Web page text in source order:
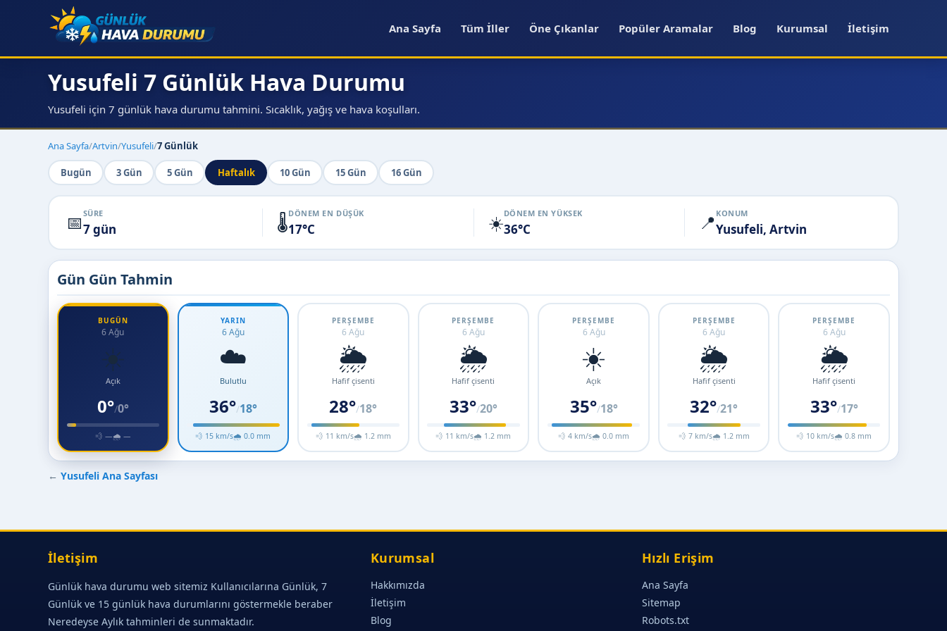
Ana Sayfa Tüm İller Öne Çıkanlar Popüler Aramalar Blog Kurumsal İletişim
Yusufeli 7 Günlük Hava Durumu
Yusufeli için 7 günlük hava durumu tahmini. Sıcaklık, yağış ve hava koşulları.
Ana Sayfa/Artvin/Yusufeli/7 Günlük
Bugün 3 Gün 5 Gün Haftalık 10 Gün 15 Gün 16 Gün
📅 SÜRE
7 gün 🌡️DÖNEM EN DÜŞÜK
17°C ☀️DÖNEM EN YÜKSEK
36°C 📍 KONUM
Yusufeli, Artvin
Gün Gün Tahmin
BUGÜN
6 Ağu
☀️
Açık
0°/0°
💨 —🌧 —
YARIN
6 Ağu
☁️
Bulutlu
36°/18°
💨 15 km/s🌧 0.0 mm
PERŞEMBE
6 Ağu
🌦️
Hafif çisenti
28°/18°
💨 11 km/s🌧 1.2 mm
PERŞEMBE
6 Ağu
🌦️
Hafif çisenti
33°/20°
💨 11 km/s🌧 1.2 mm
PERŞEMBE
6 Ağu
☀️
Açık
35°/18°
💨 4 km/s🌧 0.0 mm
PERŞEMBE
6 Ağu
🌦️
Hafif çisenti
32°/21°
💨 7 km/s🌧 1.2 mm
PERŞEMBE
6 Ağu
🌦️
Hafif çisenti
33°/17°
💨 10 km/s🌧 0.8 mm
← Yusufeli Ana Sayfası
İletişim
Günlük hava durumu web sitemiz Kullanıcılarına Günlük, 7
Günlük ve 15 günlük hava durumlarını göstermekle beraber
Neredeyse Aylık tahminleri de sunmaktadır.
Kurumsal
Hakkımızda
İletişim
Blog
Hızlı Erişim
Ana Sayfa
Sitemap
Robots.txt